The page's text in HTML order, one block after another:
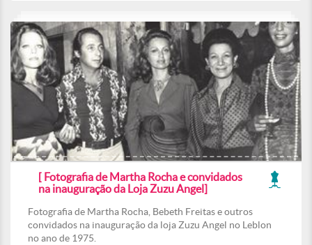
[ Fotografia de Martha Rocha e convidados
na inauguração da Loja Zuzu Angel]
Fotografia de Martha Rocha, Bebeth Freitas e outros
convidados na inauguração da loja Zuzu Angel no Leblon
no ano de 1975.